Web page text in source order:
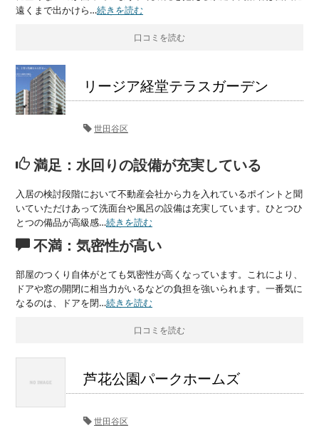
遠くまで出かけら…続きを読む
口コミを読む
リージア経堂テラスガーデン
世田谷区
満足：水回りの設備が充実している
入居の検討段階において不動産会社から力を入れているポイントと聞
いていただけあって洗面台や風呂の設備は充実しています。ひとつひ
とつの備品が高級感…続きを読む
不満：気密性が高い
部屋のつくり自体がとても気密性が高くなっています。これにより、
ドアや窓の開閉に相当力がいるなどの負担を強いられます。一番気に
なるのは、ドアを閉…続きを読む
口コミを読む
芦花公園パークホームズ
世田谷区